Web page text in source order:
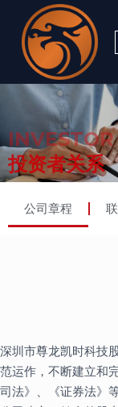
投资者关系
公司章程
深圳市尊龙凯时科技
范运作，不断建立和
司法》、《证券法》